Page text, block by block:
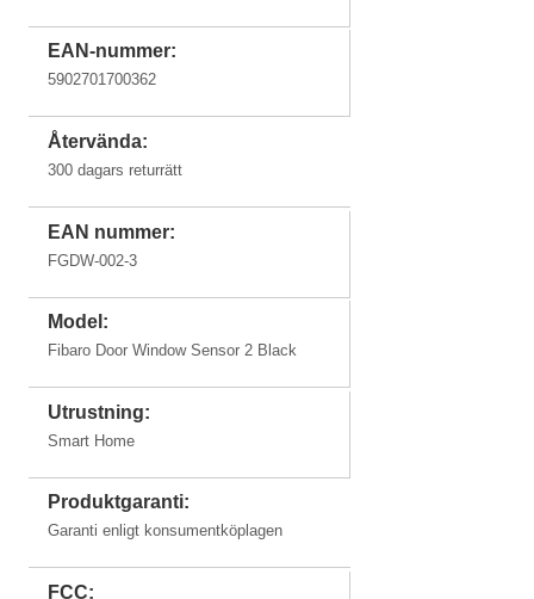
EAN-nummer:
5902701700362
Återvända:
300 dagars returrätt
EAN nummer:
FGDW-002-3
Model:
Fibaro Door Window Sensor 2 Black
Utrustning:
Smart Home
Produktgaranti:
Garanti enligt konsumentköplagen
FCC: